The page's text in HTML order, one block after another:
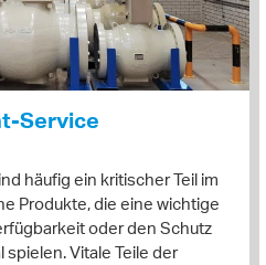
Service
häufig ein kritischer Teil im
Produkte, die eine wichtige
oder den Schutz
Vitale Teile der